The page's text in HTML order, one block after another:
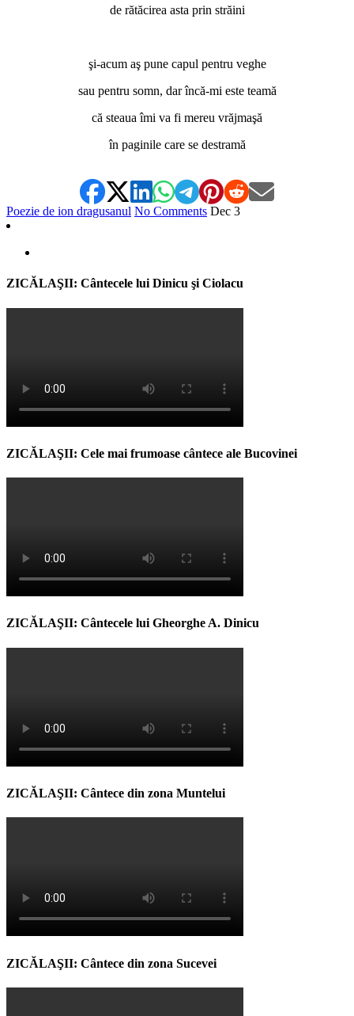
de rătăcirea asta prin străini
şi-acum aş pune capul pentru veghe
sau pentru somn, dar încă-mi este teamă
că steaua îmi va fi mereu vrăjmaşă
în paginile care se destramă
Poezie de ion dragusanul No Comments Dec 3
ZICĂLAŞII: Cântecele lui Dinicu şi Ciolacu
ZICĂLAŞII: Cele mai frumoase cântece ale Bucovinei
ZICĂLAŞII: Cântecele lui Gheorghe A. Dinicu
ZICĂLAŞII: Cântece din zona Muntelui
ZICĂLAŞII: Cântece din zona Sucevei